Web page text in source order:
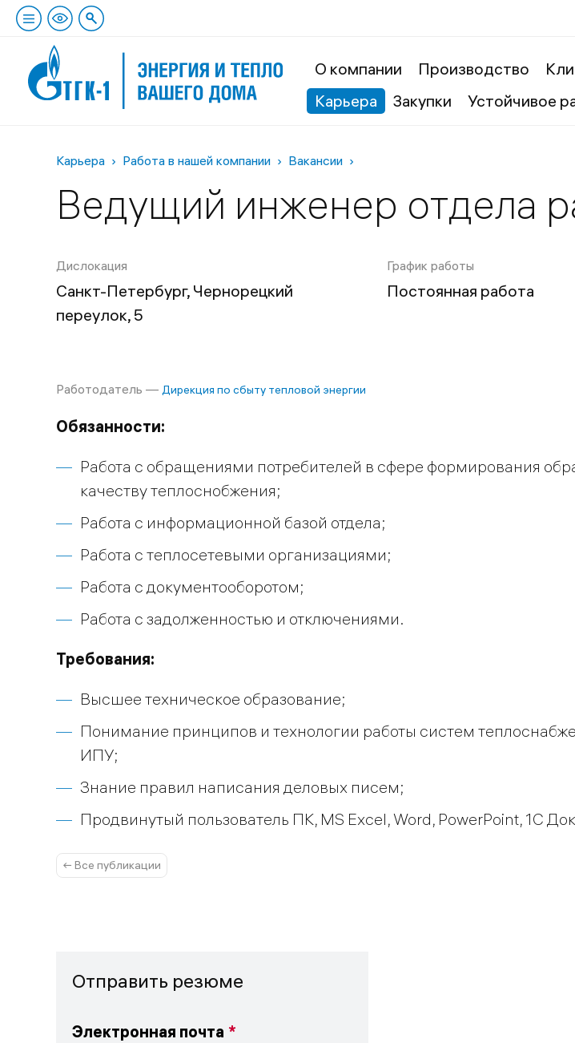
О компании Производство
Карьера
Закупки Устойчивое
Карьера Работа в нашей компании Вакансии
Ведущий инженер отдела
Дислокация
Санкт-Петербург, Чернорецкий
переулок, 5
График работы
Постоянная работа
Работодатель — Дирекция по сбыту тепловой энергии
Обязанности:
Работа с обращениями потребителей в сфере формирования
качеству теплоснобжения;
Работа с информационной базой отдела;
Работа с теплосетевыми организациями;
Работа с документооборотом;
Работа с задолженностью и отключениями.
Требования:
Высшее техническое образование;
Понимание принципов и технологии работы систем
ИПУ;
Знание правил написания деловых писем;
Продвинутый пользователь ПК, MS Excel, Word, PowerPoint, 1C
← Все публикации
Отправить резюме
Электронная почта